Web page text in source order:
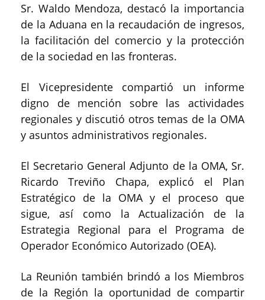
Sr. Waldo Mendoza, destacó la importancia
de la Aduana en la recaudación de ingresos,
la facilitación del comercio y la protección
de la sociedad en las fronteras.
El Vicepresidente compartió un informe
digno de mención sobre las actividades
regionales y discutió otros temas de la OMA
y asuntos administrativos regionales.
El Secretario General Adjunto de la OMA, Sr.
Ricardo Treviño Chapa, explicó el Plan
Estratégico de la OMA y el proceso que
sigue, así como la Actualización de la
Estrategia Regional para el Programa de
Operador Económico Autorizado (OEA).
La Reunión también brindó a los Miembros
de la Región la oportunidad de compartir